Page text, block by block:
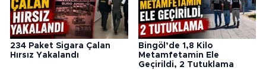
234 Paket Sigara Çalan
Hırsız Yakalandı
Bingöl’de 1,8 Kilo
Metamfetamin Ele
Geçirildi, 2 Tutuklama